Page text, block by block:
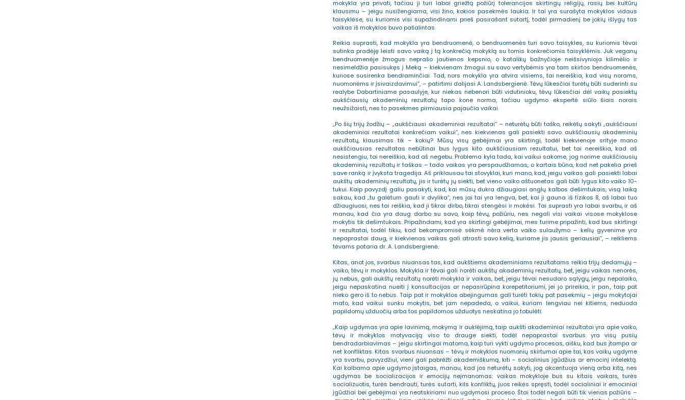
mokykla yra privati, tačiau ji turi labai griežtą požiūrį tolerancijos skirtingų religijų, rasių bei kultūrų
klausimu – jeigu nusižengiama, visi žino, kokios pasekmės laukia. Ir tai yra surašyta mokyklos vidaus
taisyklėse, su kuriomis visi supažindinami prieš pasirašant sutartį, todėl pirmadienį be jokių išlygų tas
vaikas iš mokyklos buvo pašalintas.
Reikia suprasti, kad mokykla yra bendruomenė, o bendruomenės turi savo taisykles, su kuriomis tėvai
sutinka pradėję leisti savo vaiką į tą konkrečią mokyklą su tomis konkrečiomis taisyklėmis. Juk veganų
bendruomenėje žmogus neprašo jautienos kepsnio, o katalikų bažnyčioje neišsivynioja kilimėlio ir
nesimeldžia pasisukęs į Meką – kiekvienam žmogui su savo vertybėmis yra tam skirtos bendruomenės,
kuriose susirenka bendraminčiai. Tad, nors mokykla yra atvira visiems, tai nereiškia, kad visų norams,
nuomonėms ir įsivaizdavimui“, – patirtimi dalijasi A. Landsbergienė. Tėvų lūkesčiai turėtų būti suderinti su
realybe Dabartiniame pasaulyje, kur niekas nebenori būti vidutinioku, tėvų lūkesčiai dėl vaikų pasiektų
aukščiausių akademinių rezultatų tapo kone norma, tačiau ugdymo ekspertė siūlo šiais norais
neužsižaisti, nes to pasekmes pirmiausia pajaučia vaikai.
„Po šių trijų žodžių – „aukščiausi akademiniai rezultatai“ – neturėtų būti taško, reikėtų sakyti „aukščiausi
akademiniai rezultatai konkrečiam vaikui“, nes kiekvienas gali pasiekti savo aukščiausių akademinių
rezultatų, klausimas tik – kokių? Mūsų visų gebėjimai yra skirtingi, todėl kiekvienoje srityje mano
aukščiausias rezultatas nebūtinai bus lygus kito aukščiausiam rezultatui, bet tai nereiškia, kad aš
nesistengiu, tai nereiškia, kad aš negebu. Problema kyla tada, kai vaikui sakome, jog norime aukščiausių
akademinių rezultatų ir taškas – tada vaikas yra perspaudžiamas, o kartais būna, kad net pakelia prieš
save ranką ir įvyksta tragedija. Aš priklausau tai stovyklai, kuri mano, kad, jeigu vaikas gali pasiekti labai
aukštų akademinių rezultatų, jis ir turėtų jų siekti, bet vieno vaiko aštuonetas gali būti lygus kito vaiko 10-
tukui. Kaip pavyzdį galiu pasakyti, kad, kai mūsų dukra džiaugiasi anglų kalbos dešimtukais, visą laiką
sakau, kad „tu galėtum gauti ir dvylika“, nes jai tai yra lengva, bet, kai ji gauna iš fizikos 8, aš labai tuo
džiaugiuosi, nes tai reiškia, kad ji tikrai dirbo, tikrai stengėsi ir mokėsi. Tai suprasti yra labai svarbu, ir aš
manau, kad čia yra daug darbo su savo, kaip tėvų, požiūriu, nes negali visi vaikai visose mokyklose
mokytis tik dešimtukais. Pripažindami, kad yra skirtingi gebėjimai, mes turime pripažinti, kad bus skirtingi
ir rezultatai, todėl tikiu, kad bekompromisė sėkmė nėra verta vaiko sulaužymo – kelių gyvenime yra
nepaprastai daug, ir kiekvienas vaikas gali atrasti savo kelią, kuriame jis jausis geriausiai“, – reikliems
tėvams pataria dr. A. Landsbergienė.
Kitas, anot jos, svarbus niuansas tas, kad aukštiems akademiniams rezultatams reikia trijų dedamųjų –
vaiko, tėvų ir mokyklos. Mokykla ir tėvai gali norėti aukštų akademinių rezultatų, bet, jeigu vaikas nenorės,
jų nebus, gali aukštų rezultatų norėti mokykla ir vaikas, bet, jeigu tėvai nesudaro sąlygų, jeigu nepalaiko,
jeigu nepaskatina nueiti į konsultacijas ar nepasirūpina korepetitoriumi, jei jo prireikia, ir pan., taip pat
nieko gero iš to nebus. Taip pat ir mokyklos abejingumas gali turėti tokių pat pasekmių – jeigu mokytojai
mato, kad vaikui sunku mokytis, bet jam nepadeda, o vaikui, kuriam lengviau nei kitiems, neduoda
papildomų užduočių arba tos papildomos užduotys neskatina jo tobulėti.
„Kaip ugdymas yra apie lavinimą, mokymą ir auklėjimą, taip aukšti akademiniai rezultatai yra apie vaiko,
tėvų ir mokyklos motyvaciją viso to drauge siekti, todėl nepaprastai svarbus yra visų pusių
bendradarbiavimas – jeigu skirtingai matoma, kaip turi vykti ugdymo procesas, aišku, kad bus įtampa ar
net konfliktas. Kitas svarbus niuansas – tėvų ir mokyklos nuomonių skirtumai apie tai, kas vaikų ugdyme
yra svarbu, pavyzdžiui, vieni gali pabrėžti akademiškumą, kiti – socialinius įgūdžius ar emocinį intelektą.
Kai kalbama apie ugdymo įstaigas, manau, kad jos neturėtų sakyti, jog akcentuoja vieną arba kitą, nes
ugdymas be socializacijos ir emocijų neįmanomas: vaikas mokykloje bus su kitais vaikais, turės
socializuotis, turės bendrauti, turės sutarti, kils konfliktų, juos reikės spręsti, todėl socialiniai ir emociniai
įgūdžiai bei gebėjimai yra neatskiriami nuo ugdymosi proceso. Štai todėl negali būti tik vienas požiūris –